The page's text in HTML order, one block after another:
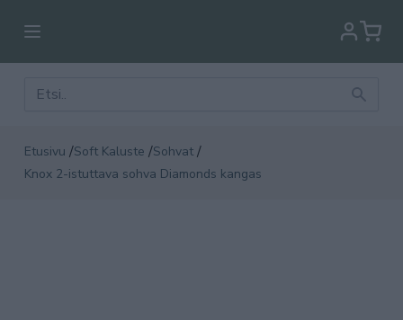
Etusivu /Soft Kaluste /Sohvat /
Knox 2-istuttava sohva Diamonds kangas